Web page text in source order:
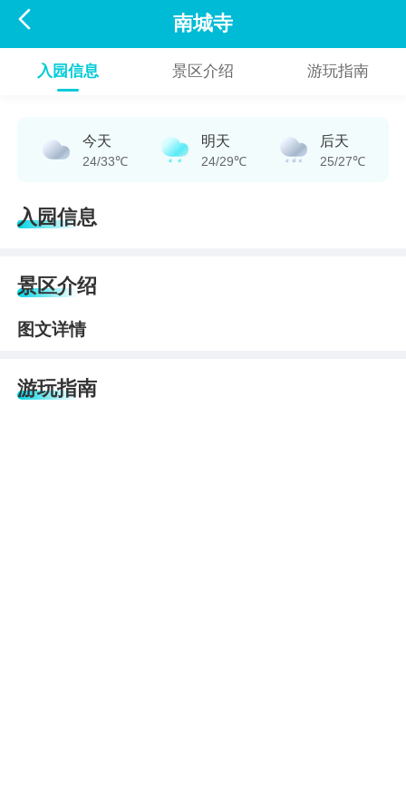
 南城寺
入园信息 景区介绍 游玩指南
今天
24/33℃
明天
24/29℃
后天
25/27℃
入园信息
景区介绍
图文详情
游玩指南